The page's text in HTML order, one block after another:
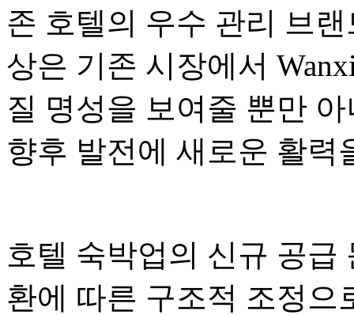
존 호텔의 우수 관리 브
상은 기존 시장에서
질 명성을 보여줄 뿐만
향후 발전에 새로운 활력
호텔 숙박업의 신규 공급
환에 따른 구조적 조정으